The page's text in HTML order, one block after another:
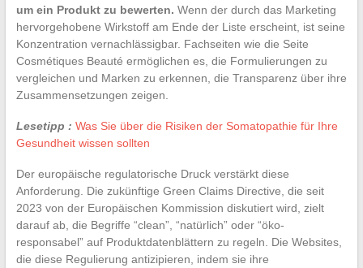
um ein Produkt zu bewerten. Wenn der durch das Marketing
hervorgehobene Wirkstoff am Ende der Liste erscheint, ist seine
Konzentration vernachlässigbar. Fachseiten wie die Seite
Cosmétiques Beauté ermöglichen es, die Formulierungen zu
vergleichen und Marken zu erkennen, die Transparenz über ihre
Zusammensetzungen zeigen.
Lesetipp : Was Sie über die Risiken der Somatopathie für Ihre
Gesundheit wissen sollten
Der europäische regulatorische Druck verstärkt diese
Anforderung. Die zukünftige Green Claims Directive, die seit
2023 von der Europäischen Kommission diskutiert wird, zielt
darauf ab, die Begriffe “clean”, “natürlich” oder “öko-
responsabel” auf Produktdatenblättern zu regeln. Die Websites,
die diese Regulierung antizipieren, indem sie ihre